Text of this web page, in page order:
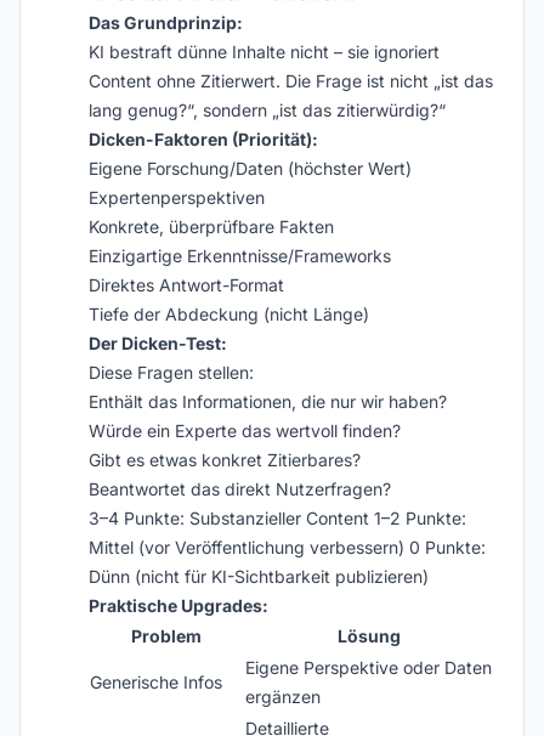
Das Grundprinzip:
KI bestraft dünne Inhalte nicht – sie ignoriert
Content ohne Zitierwert. Die Frage ist nicht „ist das
lang genug?“, sondern „ist das zitierwürdig?“
Dicken-Faktoren (Priorität):
Eigene Forschung/Daten (höchster Wert)
Expertenperspektiven
Konkrete, überprüfbare Fakten
Einzigartige Erkenntnisse/Frameworks
Direktes Antwort-Format
Tiefe der Abdeckung (nicht Länge)
Der Dicken-Test:
Diese Fragen stellen:
Enthält das Informationen, die nur wir haben?
Würde ein Experte das wertvoll finden?
Gibt es etwas konkret Zitierbares?
Beantwortet das direkt Nutzerfragen?
3–4 Punkte: Substanzieller Content 1–2 Punkte:
Mittel (vor Veröffentlichung verbessern) 0 Punkte:
Dünn (nicht für KI-Sichtbarkeit publizieren)
Praktische Upgrades:
Problem
Lösung
Generische Infos
Eigene Perspektive oder Daten
ergänzen
Detaillierte